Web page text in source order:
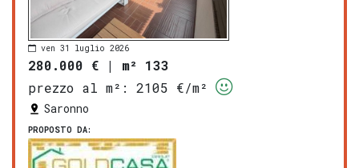
ven 31 luglio 2026
280.000 € | m² 133
prezzo al m²:
2105 €/m²
Saronno
PROPOSTO DA: